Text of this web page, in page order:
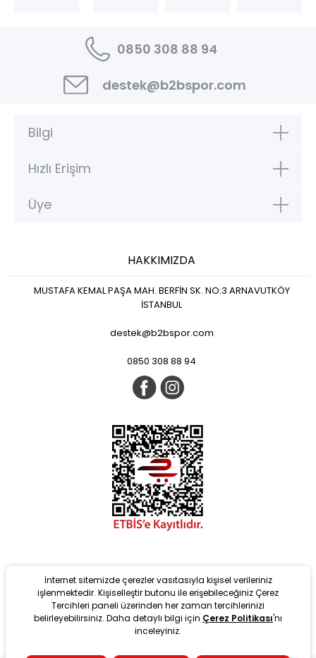
Yeni
0850 308 88 94
destek@b2bspor.com
Bilgi
Hızlı Erişim
Üye
HAKKIMIZDA
MUSTAFA KEMAL PAŞA MAH. BERFİN SK. NO:3 ARNAVUTKÖY
İSTANBUL
destek@b2bspor.com
0850 308 88 94
tarafından T-Soft Altyapısıyla geliştirilmiştir. #OD 2022 Copyright
İnternet sitemizde çerezler vasıtasıyla kişisel verileriniz
işlenmektedir. Kişiselleştir butonu ile erişebileceğiniz Çerez
Tercihleri paneli üzerinden her zaman tercihlerinizi
belirleyebilirsiniz. Daha detaylı bilgi için Çerez Politikası'nı
inceleyiniz.